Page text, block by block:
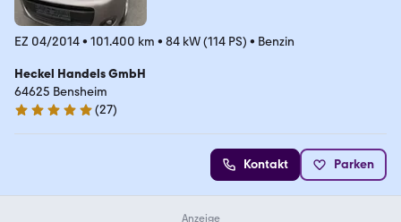
EZ 04/2014• 101.400 km • 84 kW (114 PS) • Benzin
Heckel Handels GmbH
64625 Bensheim
4.8 Sterne
(27)
Kontakt Parken